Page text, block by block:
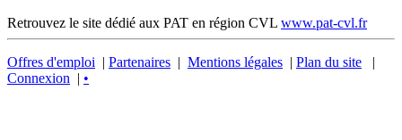
Retrouvez le site dédié aux PAT en région CVL www.pat-cvl.fr
Offres d'emploi | Partenaires | Mentions légales | Plan du site |
Connexion | •